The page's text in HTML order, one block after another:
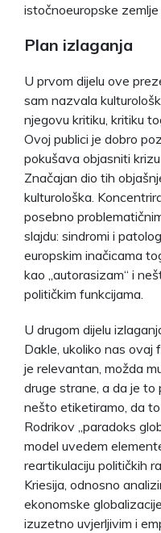
istočnoeuropske zemlje
Plan izlaganja
U prvom dijelu ove
sam nazvala
njegovu kritiku, kritiku
Ovoj publici je dobro
pokušava objasniti
Značajan dio tih
kulturološka.
posebno
slajdu: sindromi i
europskim inačicama
kao „autorasizam“ i
političkim funkcijama.
U drugom dijelu
Dakle, ukoliko nas ovaj
je relevantan, možda
druge strane, a da je to
nešto etiketiramo, da
Rodrikov „paradoks
model uvedem
reartikulaciju političkih
Kriesija, odnosno
ekonomske
izuzetno uvjerljivim i